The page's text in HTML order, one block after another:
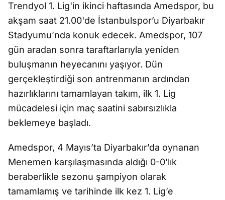
Trendyol 1. Lig'in ikinci haftasında Amedspor, bu
akşam saat 21.00'de İstanbulspor’u Diyarbakır
Stadyumu’nda konuk edecek. Amedspor, 107
gün aradan sonra taraftarlarıyla yeniden
buluşmanın heyecanını yaşıyor. Dün
gerçekleştirdiği son antrenmanın ardından
hazırlıklarını tamamlayan takım, ilk 1. Lig
mücadelesi için maç saatini sabırsızlıkla
beklemeye başladı.
Amedspor, 4 Mayıs’ta Diyarbakır’da oynanan
Menemen karşılaşmasında aldığı 0-0’lık
beraberlikle sezonu şampiyon olarak
tamamlamış ve tarihinde ilk kez 1. Lig’e